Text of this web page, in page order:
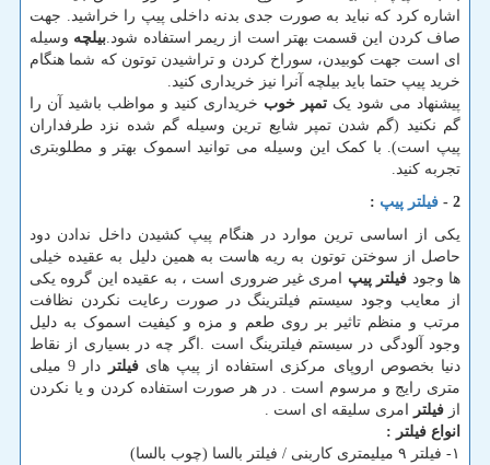
اشاره کرد که نباید به صورت جدی بدنه داخلی پیپ را خراشید. جهت
صاف کردن این قسمت بهتر است از ریمر استفاده شود. بیلچه وسیله
ای است جهت کوبیدن، سوراخ کردن و تراشیدن توتون که شما هنگام
خرید پیپ حتما باید بیلچه آنرا نیز خریداری کنید.
پیشنهاد می شود یک تمپر خوب خریداری کنید و مواظب باشید آن را
گم نکنید (گم شدن تمپر شایع ترین وسیله گم شده نزد طرفداران
پیپ است). با کمک این وسیله می توانید اسموک بهتر و مطلوبتری
تجربه کنید.
2 -
فیلتر پیپ :
یکی از اساسی ترین موارد در هنگام پیپ کشیدن داخل ندادن دود
حاصل از سوختن توتون به ریه هاست به همین دلیل به عقیده خیلی
ها وجود فیلتر پیپ امری غیر ضروری است ، به عقیده این گروه یکی
از معایب وجود سیستم فیلترینگ در صورت رعایت نکردن نظافت
مرتب و منظم تاثیر بر روی طعم و مزه و کیفیت اسموک به دلیل
وجود آلودگی در سیستم فیلترینگ است .اگر چه در بسیاری از نقاط
دنیا بخصوص اروپای مرکزی استفاده از پیپ هایفیلتر
دار 9 میلی
متری رایج و مرسوم است . در هر صورت استفاده کردن و یا نکردن
از فیلتر امری سلیقه ای است .
انواع فیلتر :
۱- فیلتر ۹ میلیمتری کاربنی / فیلتر بالسا (چوب بالسا)